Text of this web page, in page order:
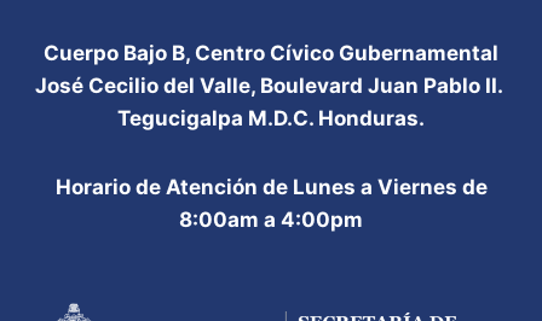
Cuerpo Bajo B, Centro Cívico Gubernamental
José Cecilio del Valle, Boulevard Juan Pablo II.
Tegucigalpa M.D.C. Honduras.
Horario de Atención de Lunes a Viernes de
8:00am a 4:00pm